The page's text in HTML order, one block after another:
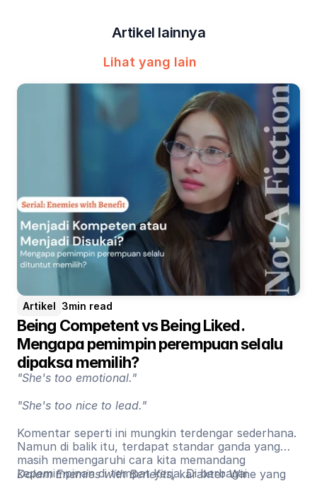
Artikel lainnya
Lihat yang lain
Artikel 3min read
Being Competent vs Being Liked.
Mengapa pemimpin perempuan selalu
dipaksa memilih?
"She's too emotional."
"She's too nice to lead."
Komentar seperti ini mungkin terdengar sederhana.
Namun di balik itu, terdapat standar ganda yang
masih memengaruhi cara kita memandang
kepemimpinan di tempat kerja. Di berbagai
Dalam Enemies with Benefits, karakter Wine yang